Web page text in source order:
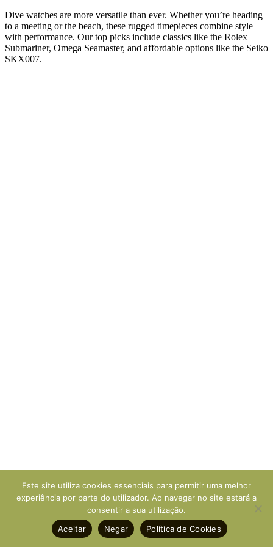
Dive watches are more versatile than ever. Whether you’re heading
to a meeting or the beach, these rugged timepieces combine style
with performance. Our top picks include classics like the Rolex
Submariner, Omega Seamaster, and affordable options like the Seiko
SKX007.
Este site utiliza cookies essenciais para permitir uma melhor
experiência por parte do utilizador. Ao navegar no site estará a
consentir a sua utilização.
Aceitar
Negar Política de Cookies